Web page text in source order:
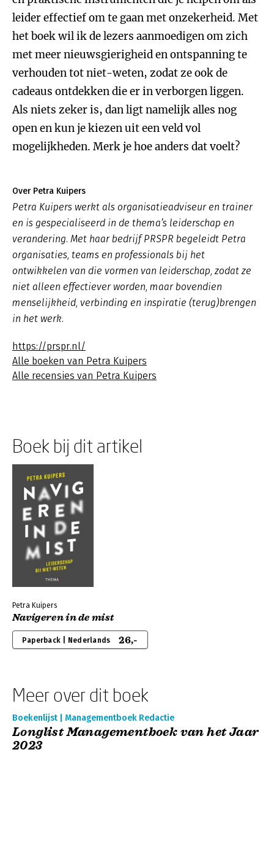
leider effectief om te gaan met onzekerheid. Met
het boek wil ik de lezers aanmoedigen om zich
met meer nieuwsgierigheid en ontspanning te
verhouden tot niet-weten, zodat ze ook de
cadeaus ontdekken die er in verborgen liggen.
Als niets zeker is, dan ligt namelijk alles nog
open en kun je kiezen uit een veld vol
mogelijkheden. Merk je hoe anders dat voelt?
Over Petra Kuipers
Petra Kuipers werkt als organisatieadviseur en trainer
en is gespecialiseerd in de thema’s leiderschap en
verandering. Met haar bedrijf PRSPR begeleidt Petra
organisaties, teams en professionals bij het
ontwikkelen van die vormen van leiderschap, zodat ze
niet alleen effectiever worden, maar bovendien
menselijkheid, verbinding en inspiratie (terug)brengen
in het werk.
https://prspr.nl/
Alle boeken van Petra Kuipers
Alle recensies van Petra Kuipers
Boek bij dit artikel
Petra Kuipers
Navigeren in de mist
Paperback | Nederlands 26,-
Meer over dit boek
Boekenlijst | Managementboek Redactie
Longlist Managementboek van het Jaar
2023